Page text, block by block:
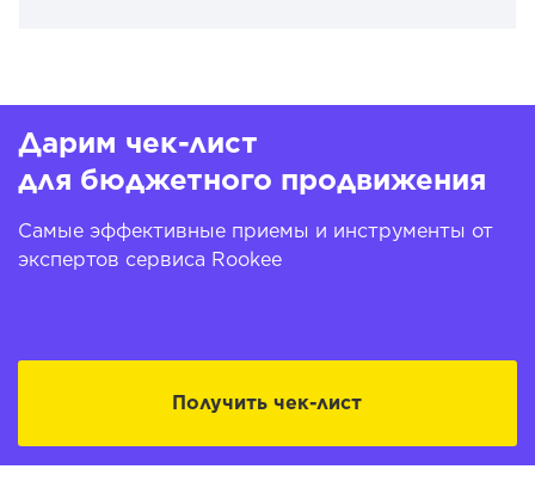
Дарим чек-лист
для бюджетного продвижения
Самые эффективные приемы и инструменты от
экспертов сервиса Rookee
Получить чек-лист